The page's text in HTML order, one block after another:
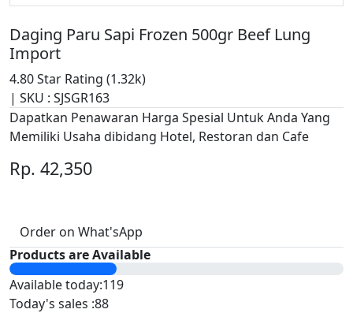
Daging Paru Sapi Frozen 500gr Beef Lung
Import
4.80 Star Rating (1.32k)
| SKU : SJSGR163
Dapatkan Penawaran Harga Spesial Untuk Anda Yang
Memiliki Usaha dibidang Hotel, Restoran dan Cafe
Rp. 42,350
Order on What'sApp
Products are Available
Available today:119
Today's sales :88